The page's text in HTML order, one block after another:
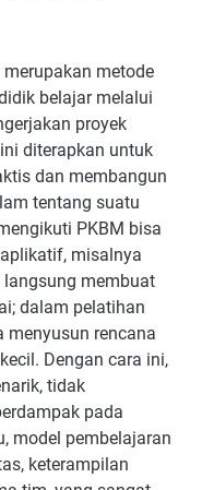
merupakan metode
belajar melalui
proyek
diterapkan untuk
dan membangun
tentang suatu
PKBM bisa
misalnya
membuat
dalam pelatihan
menyusun rencana
Dengan cara ini,
tidak
pada
model pembelajaran
keterampilan